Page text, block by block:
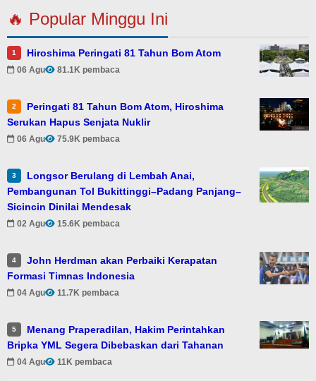
🔥 Popular Minggu Ini
1 Hiroshima Peringati 81 Tahun Bom Atom
06 Agu 81.1K pembaca
2
Peringati 81 Tahun Bom Atom, Hiroshima
Serukan Hapus Senjata Nuklir
06 Agu 75.9K pembaca
3
Longsor Berulang di Lembah Anai,
Pembangunan Tol Bukittinggi–Padang Panjang–
Sicincin Dinilai Mendesak
02 Agu 15.6K pembaca
4
John Herdman akan Perbaiki Kerapatan
Formasi Timnas Indonesia
04 Agu 11.7K pembaca
5
Menang Praperadilan, Hakim Perintahkan
Bripka YML Segera Dibebaskan dari Tahanan
04 Agu 11K pembaca